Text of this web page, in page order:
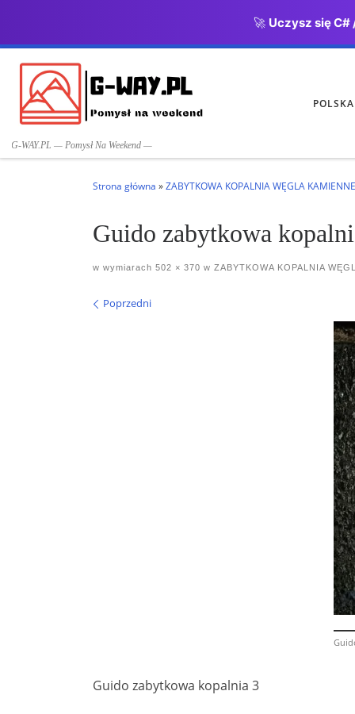
🚀 Uczysz się C#
G-WAY.PL — Pomysł Na Weekend —
POLSKA
Strona główna »ZABYTKOWA KOPALNIA WĘGLA
Guido zabytkowa
w wymiarach 502 × 370 w ZABYTKOWA KOPALNIA
Nawigacja po obrazach
Poprzedni
Guido zabytkowa kopalnia 3